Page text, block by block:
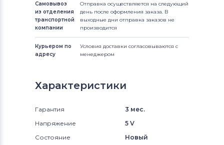
Самовывоз
из отделения
транспортной
компании
Отправка осуществляется на следующий
день после оформления заказа. В
выходные дни отправка заказов не
производится
Курьером по
адресу
Условия доставки согласовываются с
менеджером
Характеристики
Гарантия
3 мес.
Напряжение
5 V
Состояние
Новый